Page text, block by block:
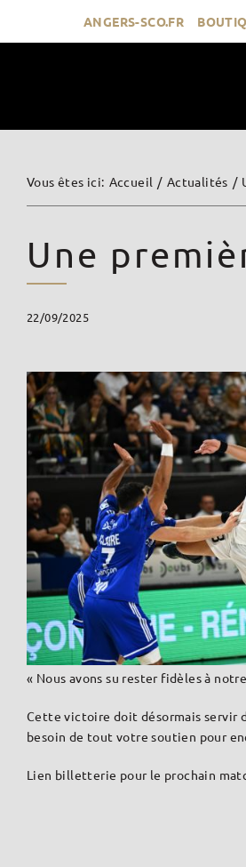
ANGERS-SCO.FR
Vous êtes ici: Accueil / Actualités /
Une
22/09/2025
« Nous avons su rester fidèles à
Cette victoire doit désormais servir
besoin de tout votre soutien pour
Lien billetterie pour le prochain